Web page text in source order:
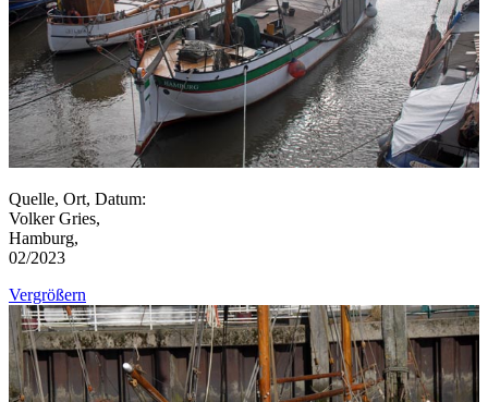
Quelle, Ort, Datum:
Volker Gries,
Hamburg,
02/2023
Vergrößern